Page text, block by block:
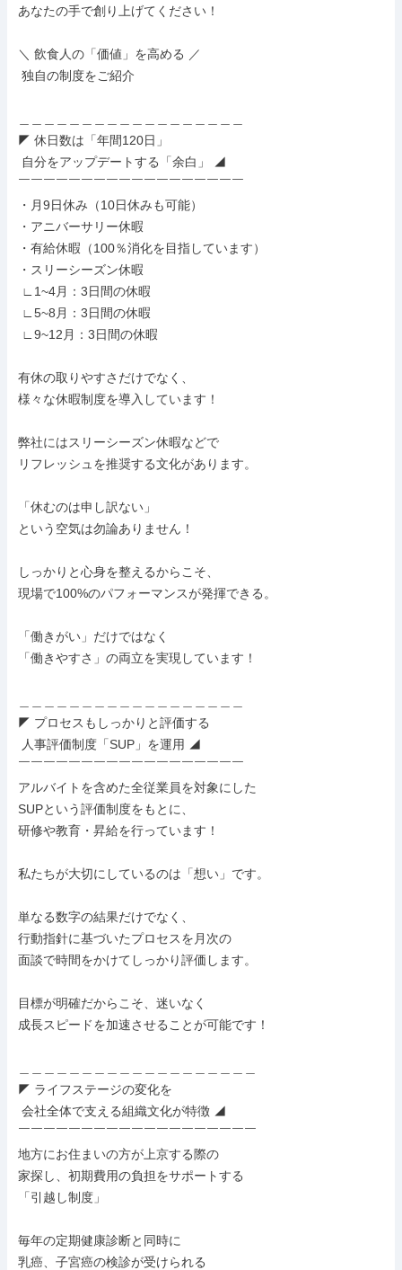
あなたの手で創り上げてください！
＼ 飲食人の「価値」を高める ／
◤ 休日数は「年間120日」
￣￣￣￣￣￣￣￣￣￣￣￣￣￣￣￣￣￣
・月9日休み（10日休みも可能）
・アニバーサリー休暇
・有給休暇（100％消化を目指しています）
・スリーシーズン休暇
有休の取りやすさだけでなく、
様々な休暇制度を導入しています！
弊社にはスリーシーズン休暇などで
リフレッシュを推奨する文化があります。
「休むのは申し訳ない」
という空気は勿論ありません！
しっかりと心身を整えるからこそ、
現場で100%のパフォーマンスが発揮できる。
「働きがい」だけではなく
「働きやすさ」の両立を実現しています！
◤ プロセスもしっかりと評価する
￣￣￣￣￣￣￣￣￣￣￣￣￣￣￣￣￣￣
アルバイトを含めた全従業員を対象にした
SUPという評価制度をもとに、
研修や教育・昇給を行っています！
私たちが大切にしているのは「想い」です。
単なる数字の結果だけでなく、
行動指針に基づいたプロセスを月次の
面談で時間をかけてしっかり評価します。
目標が明確だからこそ、迷いなく
成長スピードを加速させることが可能です！
◤ ライフステージの変化を
￣￣￣￣￣￣￣￣￣￣￣￣￣￣￣￣￣￣￣
地方にお住まいの方が上京する際の
家探し、初期費用の負担をサポートする
「引越し制度」
毎年の定期健康診断と同時に
乳癌、子宮癌の検診が受けられる